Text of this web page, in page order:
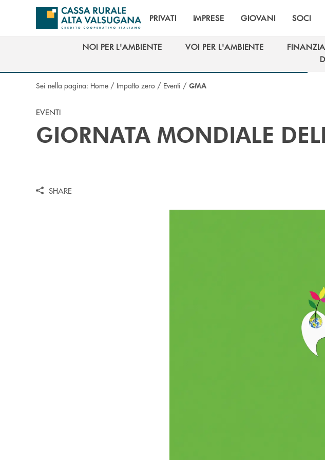
Salta al contenuto principale
PRIVATI IMPRESE GIOVANI SOCI
NOI PER L'AMBIENTE
VOI PER L'AMBIENTE
Sei nella pagina: Home / Impatto zero / Eventi / GMA
EVENTI
GIORNATA MONDIALE
SHARE